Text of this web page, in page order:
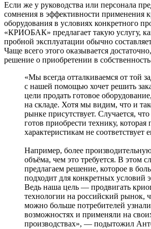
Если же у руководства или персонала
сомнения в эффективности применения
оборудования в условиях конкретного
«КРИОБАК» предлагает такую услугу,
пробной эксплуатации обычно
Чаще всего этого оказывается
решение о приобретении в
«Мы всегда отталкиваемся от той
с нашей помощью хочет решить
цели продать готовое
на складе. Хотя мы видим, что и
рынке присутствует. Случается, что
готов приобрести технику, которая
характеристикам не соответствует
Например, более
объёма, чем это требуется. В этом
предлагаем решение, которое в
подходит для конкретных условий
Ведь наша цель — продвигать
технологии на российский рынок,
можно больше потребителей
возможностях и применяли на
производствах», — подытожил